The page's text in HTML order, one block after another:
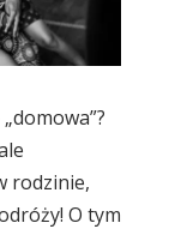
rodzinie,
O tym